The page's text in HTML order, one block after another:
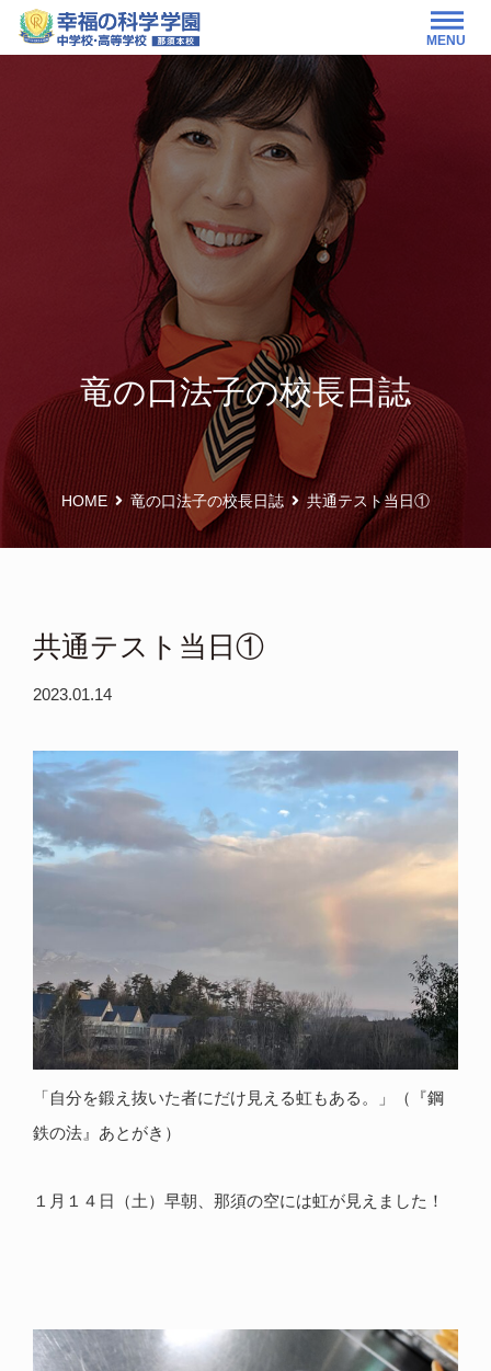
MENU
竜の口法子の校長日誌
HOME 竜の口法子の校長日誌 共通テスト当日①
共通テスト当日①
2023.01.14
「自分を鍛え抜いた者にだけ見える虹もある。」（『鋼
鉄の法』あとがき）
１月１４日（土）早朝、那須の空には虹が見えました！